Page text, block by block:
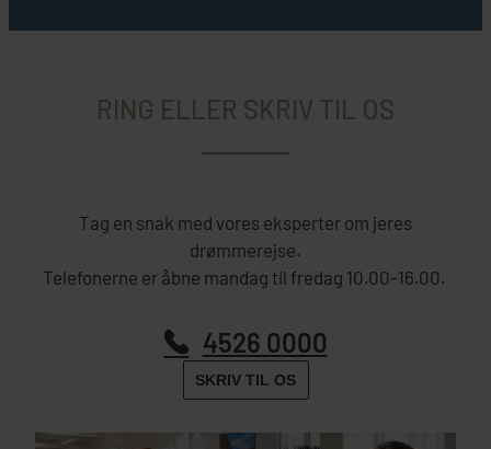
RING ELLER SKRIV TIL OS
Tag en snak med vores eksperter om jeres
drømmerejse.
Telefonerne er åbne mandag til fredag 10.00-16.00.
4526 0000
SKRIV TIL OS